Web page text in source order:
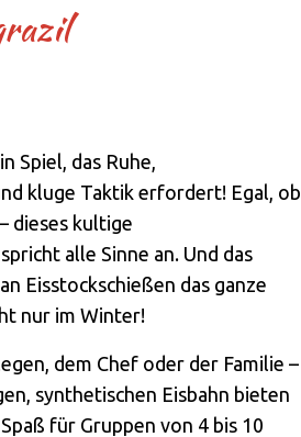
Spiel, das Ruhe,
kluge Taktik erfordert! Egal, ob
dieses kultige
alle Sinne an. Und das
Eisstockschießen das ganze
nur im Winter!
dem Chef oder der Familie –
synthetischen Eisbahn bieten
für Gruppen von 4 bis 10